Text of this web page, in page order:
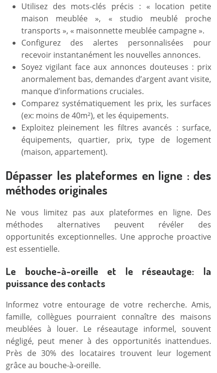
Utilisez des mots-clés précis : « location petite
maison meublée », « studio meublé proche
transports », « maisonnette meublée campagne ».
Configurez des alertes personnalisées pour
recevoir instantanément les nouvelles annonces.
Soyez vigilant face aux annonces douteuses : prix
anormalement bas, demandes d’argent avant visite,
manque d’informations cruciales.
Comparez systématiquement les prix, les surfaces
(ex: moins de 40m²), et les équipements.
Exploitez pleinement les filtres avancés : surface,
équipements, quartier, prix, type de logement
(maison, appartement).
Dépasser les plateformes en ligne : des
méthodes originales
Ne vous limitez pas aux plateformes en ligne. Des
méthodes alternatives peuvent révéler des
opportunités exceptionnelles. Une approche proactive
est essentielle.
Le bouche-à-oreille et le réseautage: la
puissance des contacts
Informez votre entourage de votre recherche. Amis,
famille, collègues pourraient connaître des maisons
meublées à louer. Le réseautage informel, souvent
négligé, peut mener à des opportunités inattendues.
Près de 30% des locataires trouvent leur logement
grâce au bouche-à-oreille.